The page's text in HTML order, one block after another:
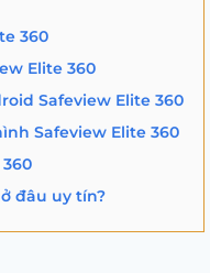
360
Elite 360
Safeview Elite 360
Safeview Elite 360
đâu uy tín?